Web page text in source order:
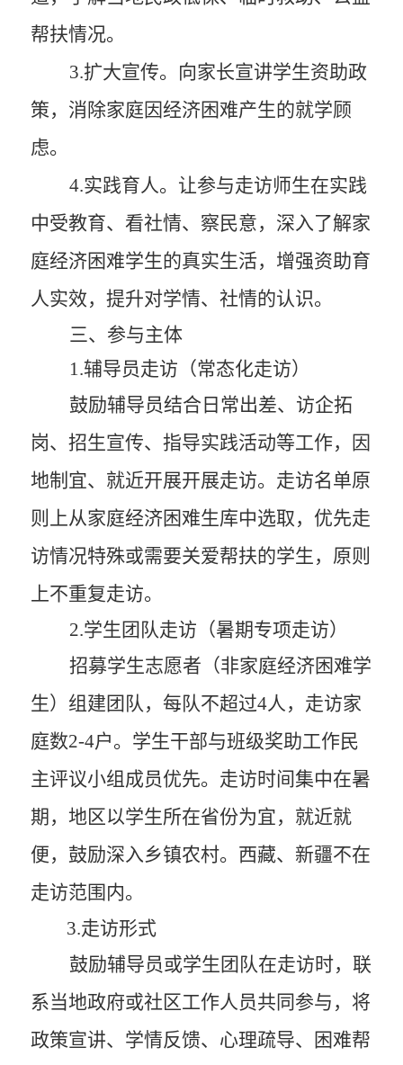
帮扶情况。
3.扩大宣传。 向家长宣讲学生资助政
策，消除家庭因经济困难产生的就学顾
虑。
4.实践育人。 让参与走访师生在实践
中受教育、看社情、察民意，深入了解家
庭经济困难学生的真实生活，增强资助育
人实效，提升对学情、社情的认识。
三、参与主体
1 .辅导员走访（常态化走访）
鼓励辅导员结合日常出差、访企拓
岗、招生宣传、指导实践活动等工作，因
地制宜、就近开展开展走访。走访名单原
则上从家庭经济困难生库中选取，优先走
访情况特殊或需要关爱帮扶的学生，原则
上不重复走访。
2.学生团队走访（暑期专项走访）
招募学生志愿者（非家庭经济困难学
生）组建团队，每队不超过4人，走访家
庭数2-4户。学生干部与班级奖助工作民
主评议小组成员优先。走访时间集中在暑
期，地区以学生所在省份为宜， 就近就
便， 鼓励深入乡镇农村。 西藏、新疆不在
走访范围内。
3.走访形式
鼓励辅导员或学生团队在走访时， 联
系当地政府或社区工作人员共同参与 ， 将
政策宣讲、学情反馈、心理疏导、困难帮